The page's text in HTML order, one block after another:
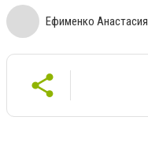
Ефименко Анастасия